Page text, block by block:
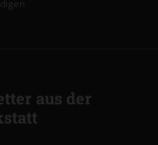
aus der